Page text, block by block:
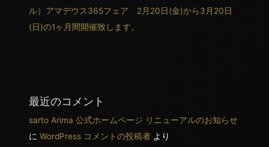
ル）アマデウス365フェア 2月20日(金)から3月20日
(日)の1ヶ月間開催致します。
最近のコメント
sarto Arima 公式ホームページ リニューアルのお知らせ
にWordPress コメントの投稿者 より